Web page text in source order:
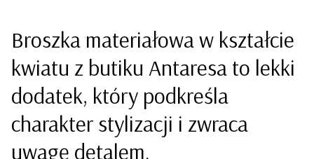
Broszka materiałowa w kształcie
kwiatu z butiku Antaresa to lekki
dodatek, który podkreśla
charakter stylizacji i zwraca
uwagę detalem.